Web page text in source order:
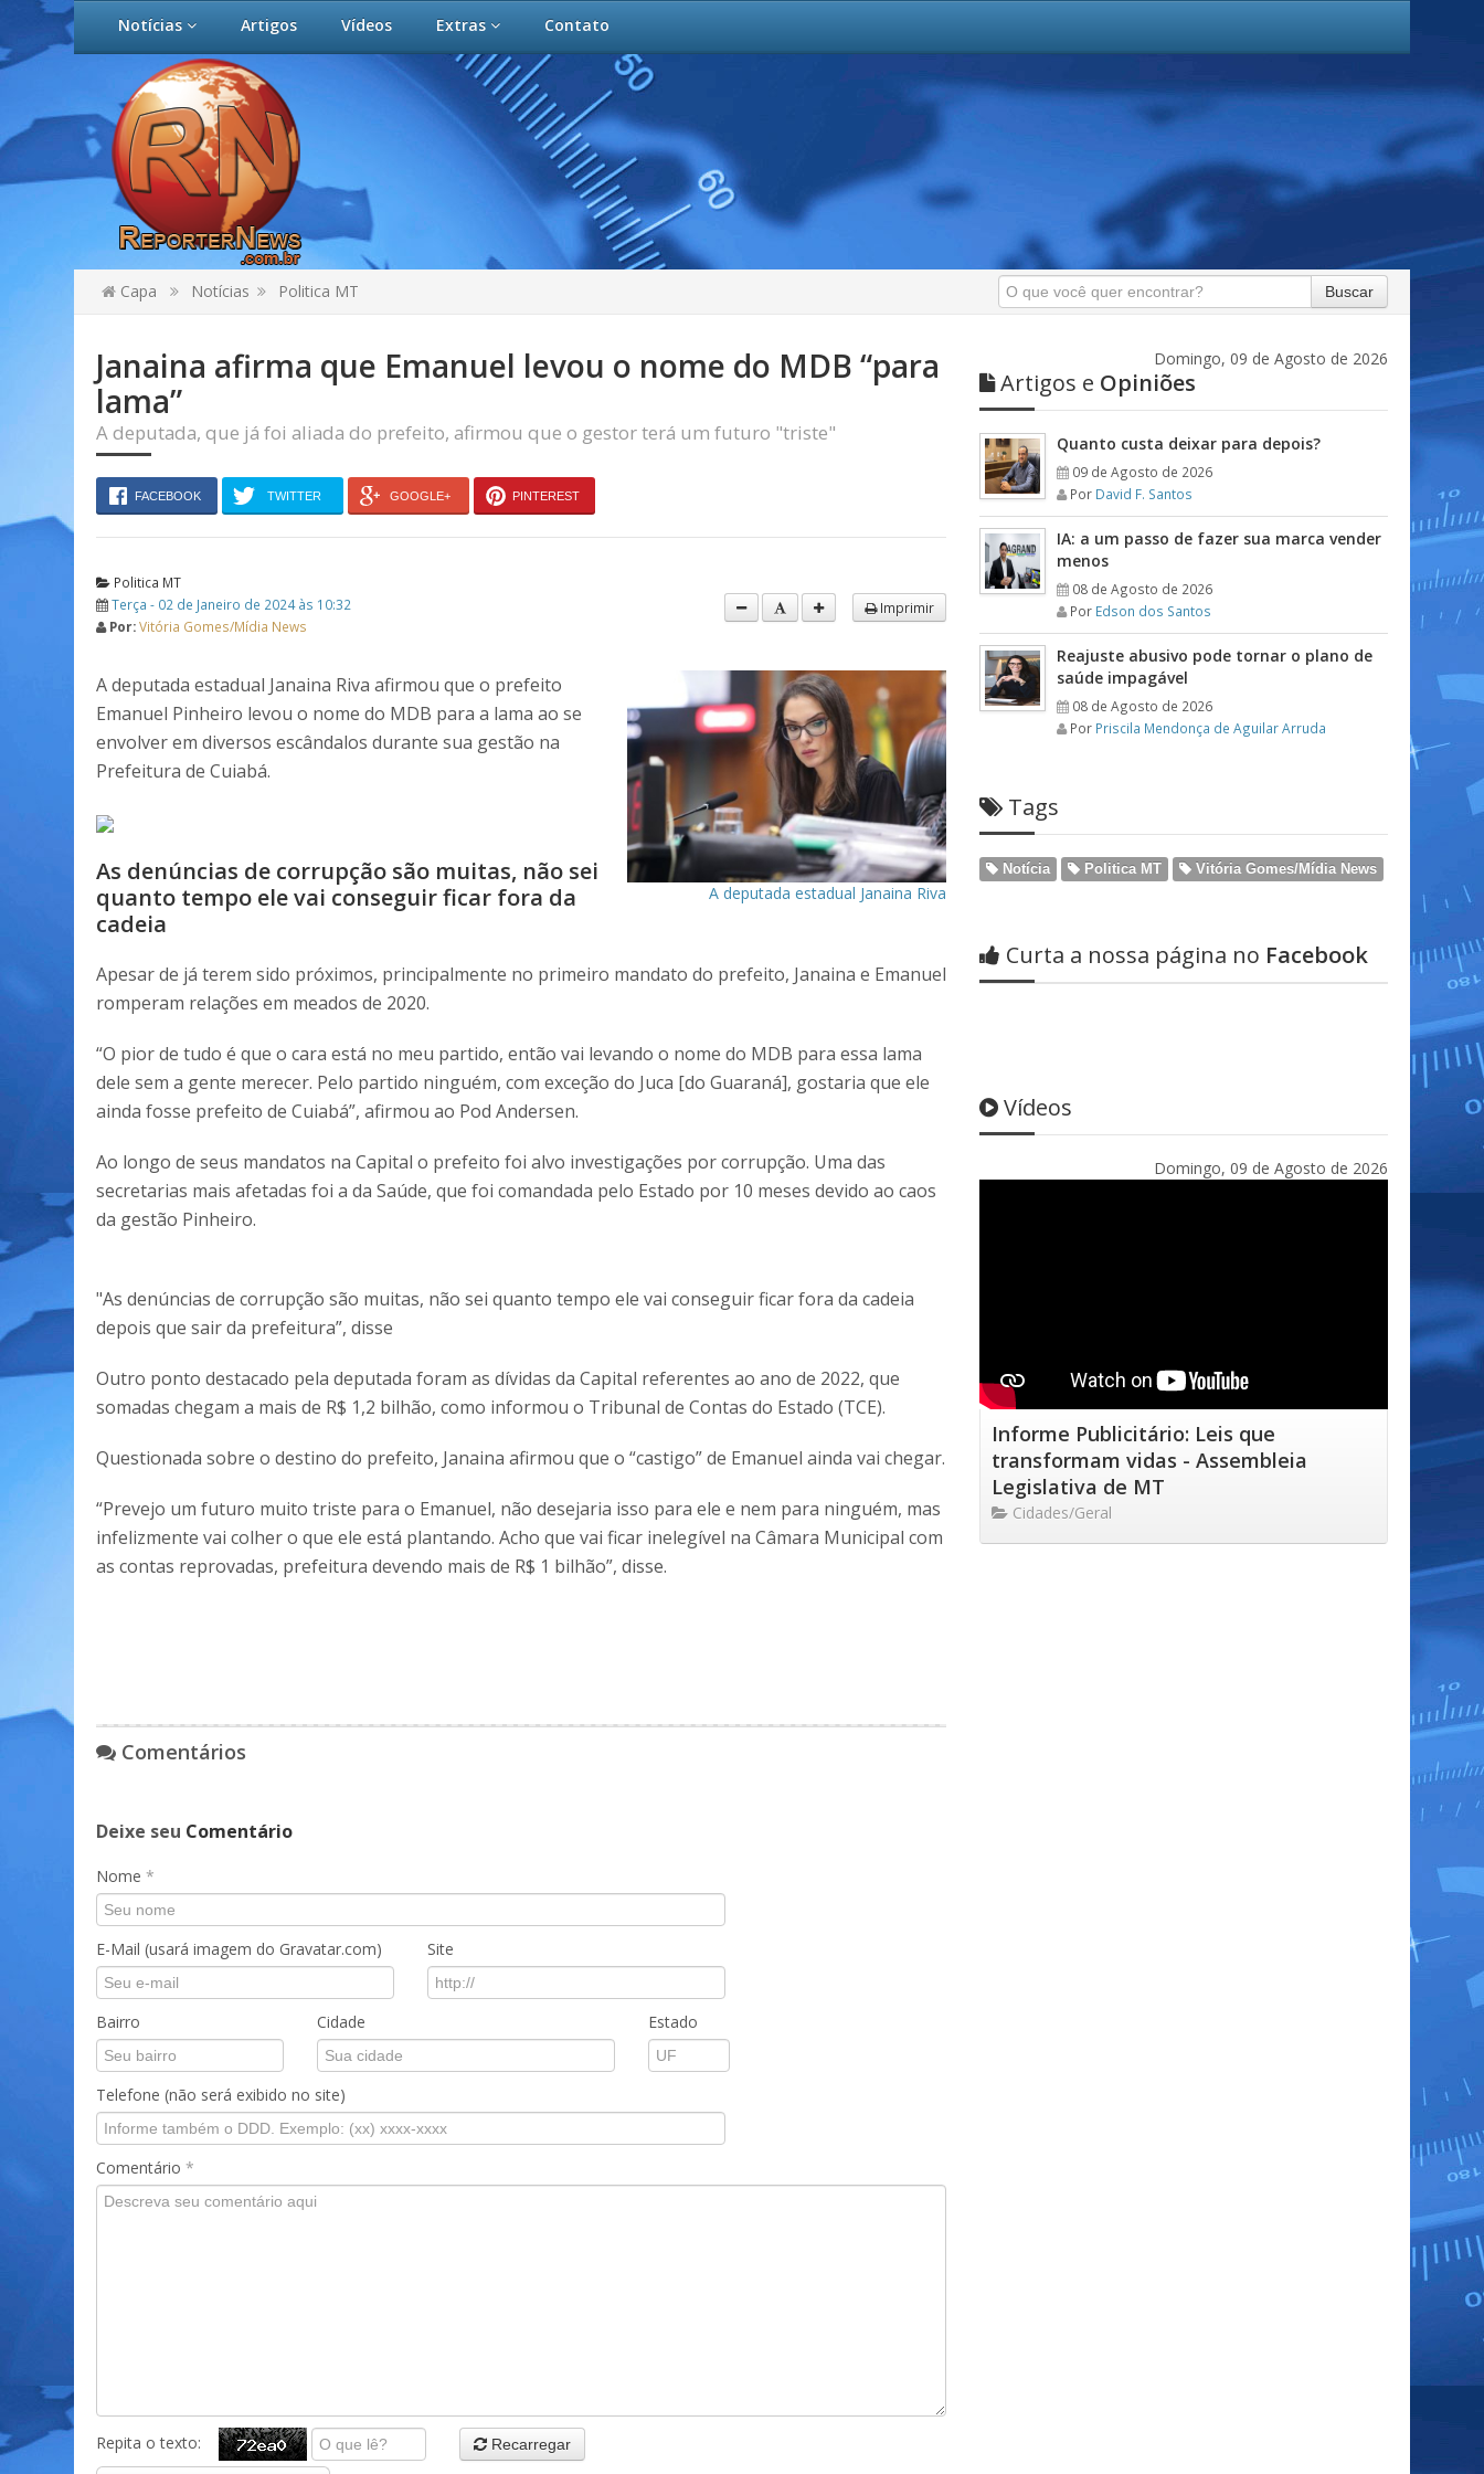
Notícias Artigos Vídeos Extras Contato
Capa Notícias Politica MT Buscar
Janaina afirma que Emanuel levou o nome do MDB “para
lama”
A deputada, que já foi aliada do prefeito, afirmou que o gestor terá um futuro "triste"
FACEBOOK TWITTER GOOGLE+ PINTEREST
Politica MT
Terça - 02 de Janeiro de 2024 às 10:32
Por:Vitória Gomes/Mídia News
Imprimir
A deputada estadual Janaina Riva
A deputada estadual Janaina Riva afirmou que o prefeito
Emanuel Pinheiro levou o nome do MDB para a lama ao se
envolver em diversos escândalos durante sua gestão na
Prefeitura de Cuiabá.
As denúncias de corrupção são muitas, não sei
quanto tempo ele vai conseguir ficar fora da
cadeia
Apesar de já terem sido próximos, principalmente no primeiro mandato do prefeito, Janaina e Emanuel
romperam relações em meados de 2020.
“O pior de tudo é que o cara está no meu partido, então vai levando o nome do MDB para essa lama
dele sem a gente merecer. Pelo partido ninguém, com exceção do Juca [do Guaraná], gostaria que ele
ainda fosse prefeito de Cuiabá”, afirmou ao Pod Andersen.
Ao longo de seus mandatos na Capital o prefeito foi alvo investigações por corrupção. Uma das
secretarias mais afetadas foi a da Saúde, que foi comandada pelo Estado por 10 meses devido ao caos
da gestão Pinheiro.
"As denúncias de corrupção são muitas, não sei quanto tempo ele vai conseguir ficar fora da cadeia
depois que sair da prefeitura”, disse
Outro ponto destacado pela deputada foram as dívidas da Capital referentes ao ano de 2022, que
somadas chegam a mais de R$ 1,2 bilhão, como informou o Tribunal de Contas do Estado (TCE).
Questionada sobre o destino do prefeito, Janaina afirmou que o “castigo” de Emanuel ainda vai chegar.
“Prevejo um futuro muito triste para o Emanuel, não desejaria isso para ele e nem para ninguém, mas
infelizmente vai colher o que ele está plantando. Acho que vai ficar inelegível na Câmara Municipal com
as contas reprovadas, prefeitura devendo mais de R$ 1 bilhão”, disse.
Comentários
Deixe seu Comentário
Nome *
E-Mail (usará imagem do Gravatar.com) Site
Bairro Cidade Estado
Telefone (não será exibido no site)
Comentário *
Repita o texto: Recarregar
Domingo, 09 de Agosto de 2026
Artigos e Opiniões
Quanto custa deixar para depois?
09 de Agosto de 2026
Por David F. Santos
IA: a um passo de fazer sua marca vender
menos
08 de Agosto de 2026
Por Edson dos Santos
Reajuste abusivo pode tornar o plano de
saúde impagável
08 de Agosto de 2026
Por Priscila Mendonça de Aguilar Arruda
Tags
Notícia Politica MT Vitória Gomes/Mídia News
Curta a nossa página no Facebook
Vídeos
Domingo, 09 de Agosto de 2026
Informe Publicitário: Leis que
transformam vidas - Assembleia
Legislativa de MT
Cidades/Geral